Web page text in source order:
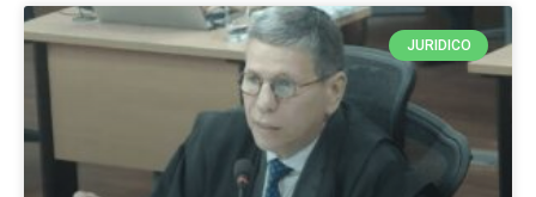
JURIDICO